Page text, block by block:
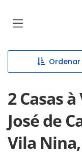
Ordenar
2 Casas
José de
Vila Nina,